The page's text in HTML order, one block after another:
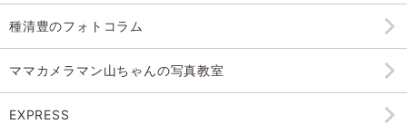
種清豊のフォトコラム
ママカメラマン山ちゃんの写真教室
EXPRESS